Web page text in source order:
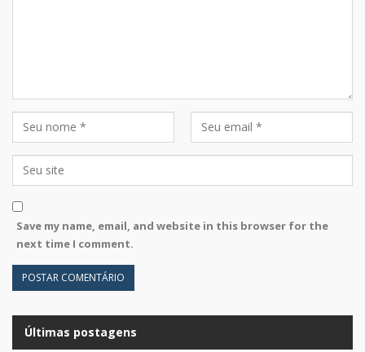
Save my name, email, and website in this browser for the
next time I comment.
Últimas postagens